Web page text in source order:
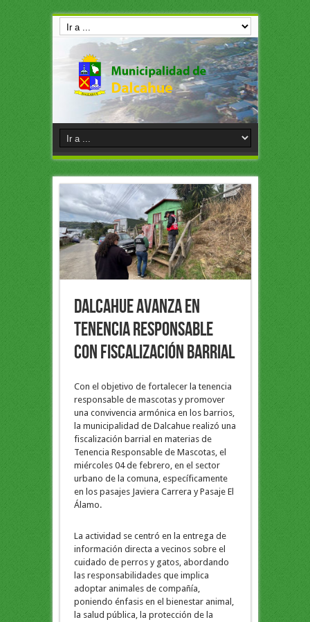
Dalcahue avanza en
tenencia responsable
con fiscalización barrial
Con el objetivo de fortalecer la tenencia
responsable de mascotas y promover
una convivencia armónica en los barrios,
la municipalidad de Dalcahue realizó una
fiscalización barrial en materias de
Tenencia Responsable de Mascotas, el
miércoles 04 de febrero, en el sector
urbano de la comuna, específicamente
en los pasajes Javiera Carrera y Pasaje El
Álamo.
La actividad se centró en la entrega de
información directa a vecinos sobre el
cuidado de perros y gatos, abordando
las responsabilidades que implica
adoptar animales de compañía,
poniendo énfasis en el bienestar animal,
la salud pública, la protección de la